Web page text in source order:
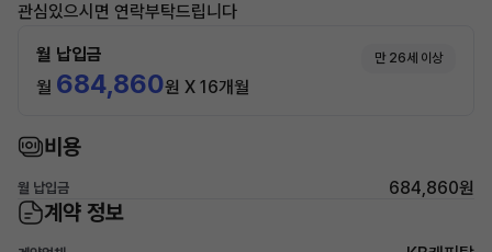
관심있으시면 연락부탁드립니다
월 납입금 만 26세 이상
월 684,860원 X 16개월
비용
월 납입금 684,860원
계약 정보